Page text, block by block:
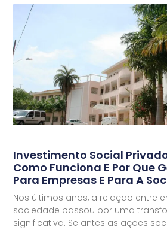
Investimento Social
Como Funciona E Por Que
Para Empresas E Para A
Nos últimos anos, a relação entre
sociedade passou por uma
significativa. Se antes as ações